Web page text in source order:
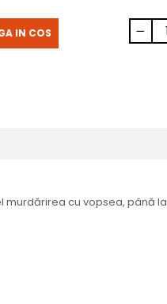
IN COS
murdărirea cu vopsea, până